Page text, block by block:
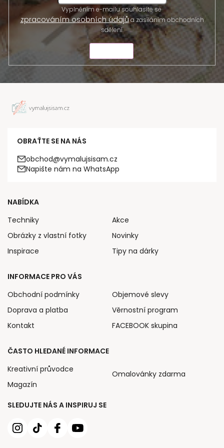
Vyplněním e-mailu souhlasíte se
zpracováním osobních údajůa zasíláním obchodních
sdělení.
OBRAŤTE SE NA NÁS
obchod@vymalujsisam.cz
Napište nám na WhatsApp
SLEDUJTE NÁS A INSPIRUJ SE
NABÍDKA
Techniky
Obrázky z vlastní fotky
Inspirace
Akce
Novinky
Tipy na dárky
INFORMACE PRO VÁS
Obchodní podmínky
Doprava a platba
Kontakt
Objemové slevy
Věrnostní program
FACEBOOK skupina
ČASTO HLEDANÉ INFORMACE
Kreativní průvodce
Magazín
Omalovánky zdarma